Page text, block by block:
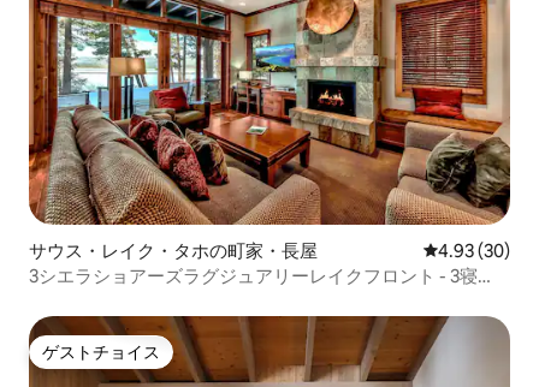
サウス・レイク・タホの町家・長屋 レビュー30
4.93 (30)
3シエラショアーズラグジュアリーレイクフロント - 3寝
ゲストチョイス
ゲストチョイス